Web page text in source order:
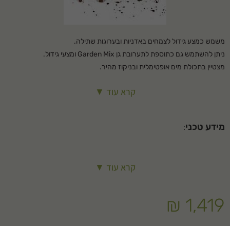
משמש כמצע גידול לצמחים באדניות ובערוגות שתילה.
ניתן להשתמש גם כתוספת לתערובת גן Garden Mix ומצעי גידול.
מצטיין בתכולת מים אופטימלית ובניקוז מהיר.
ניתן להשתמש בו גם כחומר חיפוי לגינות נוי וגגות.
מבית דשנית בע"מ
קרא עוד ▼
מידע טכני:
קרא עוד ▼
₪ 1,419